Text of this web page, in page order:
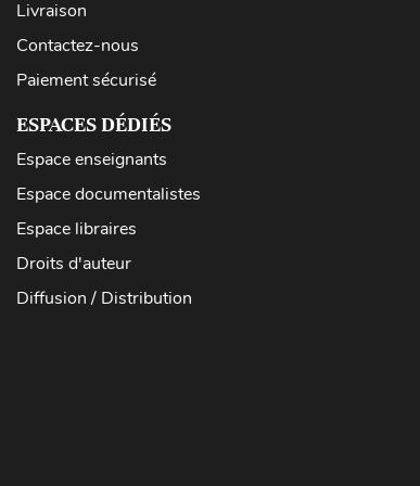
Livraison
Contactez-nous
Paiement sécurisé
ESPACES DÉDIÉS
Espace enseignants
Espace documentalistes
Espace libraires
Droits d'auteur
Diffusion / Distribution